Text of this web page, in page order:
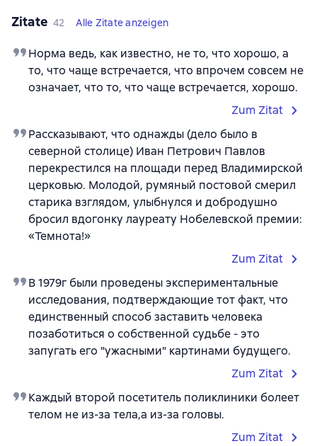
Zitate 42 Alle Zitate anzeigen
Норма ведь, как известно, не то, что хорошо, а
то, что чаще встречается, что впрочем совсем не
означает, что то, что чаще встречается, хорошо.
Zum Zitat
Рассказывают, что однажды (дело было в
северной столице) Иван Петрович Павлов
перекрестился на площади перед Владимирской
церковью. Молодой, румяный постовой смерил
старика взглядом, улыбнулся и добродушно
бросил вдогонку лауреату Нобелевской премии:
«Темнота!»
Zum Zitat
В 1979г были проведены экспериментальные
исследования, подтверждающие тот факт, что
единственный способ заставить человека
позаботиться о собственной судьбе - это
запугать его "ужасными" картинами будущего.
Zum Zitat
Каждый второй посетитель поликлиники болеет
телом не из-за тела,а из-за головы.
Zum Zitat